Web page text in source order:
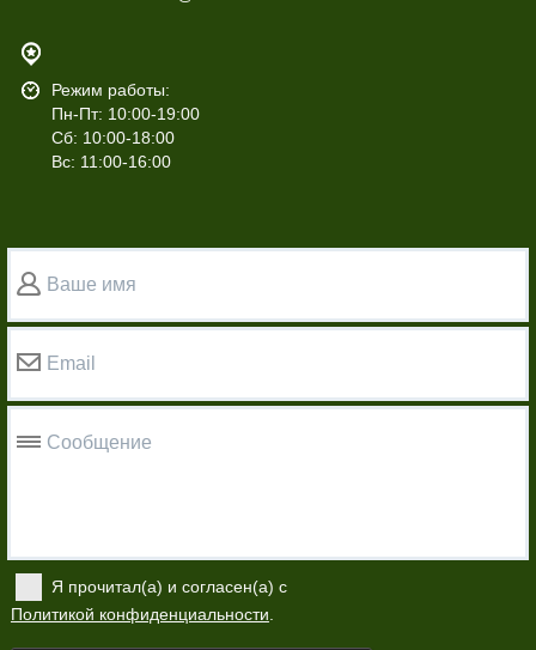
Режим работы:
Пн-Пт: 10:00-19:00
Сб: 10:00-18:00
Вс: 11:00-16:00
Ваше имя
Email
Сообщение
Я прочитал(а) и согласен(а) с
Политикой конфиденциальности.